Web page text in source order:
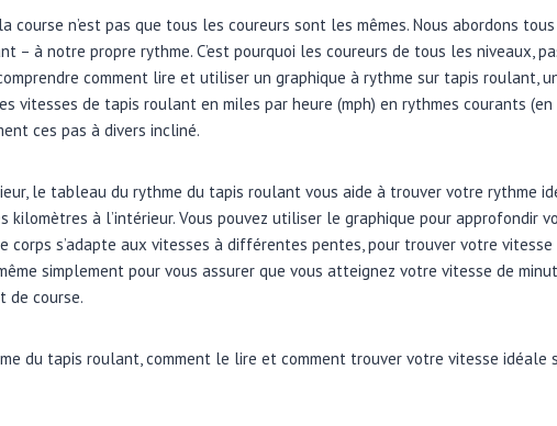
course n’est pas que tous les coureurs sont les mêmes. Nous abordons
– à notre propre rythme. C’est pourquoi les coureurs de tous les niveaux,
comment lire et utiliser un graphique à rythme sur tapis roulant,
vitesses de tapis roulant en miles par heure (mph) en rythmes courants (en
ces pas à divers incliné.
le tableau du rythme du tapis roulant vous aide à trouver votre rythme
kilomètres à l’intérieur. Vous pouvez utiliser le graphique pour approfondir
corps s’adapte aux vitesses à différentes pentes, pour trouver votre vitesse
simplement pour vous assurer que vous atteignez votre vitesse de
de course.
du tapis roulant, comment le lire et comment trouver votre vitesse idéale